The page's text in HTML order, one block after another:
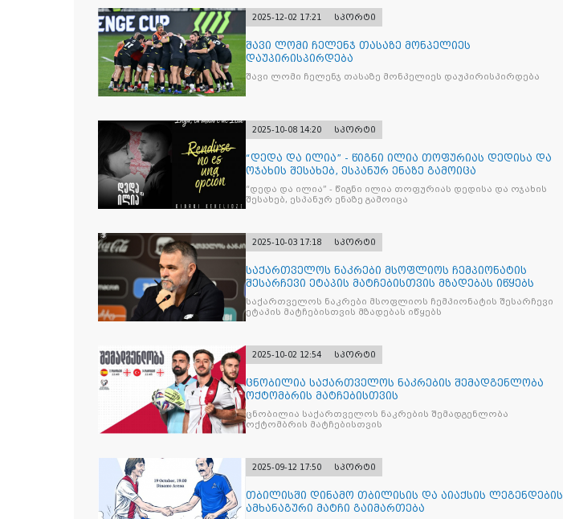
2025-12-02 17:21 სპორტი
შავი ლომი ჩელენჯ თასაზე მონპელიეს
დაუპირისპირდება
შავი ლომი ჩელენჯ თასაზე მონპელიეს დაუპირისპირდება
2025-10-08 14:20 სპორტი
“დედა და ილია” - წიგნი ილია თოფურიას დედისა და
ოჯახის შესახებ, ესპანურ ენაზე გამოიცა
“დედა და ილია” - წიგნი ილია თოფურიას დედისა და ოჯახის
შესახებ, ესპანურ ენაზე გამოიცა
2025-10-03 17:18 სპორტი
საქართველოს ნაკრები მსოფლიოს ჩემპიონატის
შესარჩევი ეტაპის მატჩებისთვის მზადებას იწყებს
საქართველოს ნაკრები მსოფლიოს ჩემპიონატის შესარჩევი
ეტაპის მატჩებისთვის მზადებას იწყებს
2025-10-02 12:54 სპორტი
ცნობილია საქართველოს ნაკრების შემადგენლობა
ოქტომბრის მატჩებისთვის
ცნობილია საქართველოს ნაკრების შემადგენლობა
ოქტომბრის მატჩებისთვის
2025-09-12 17:50 სპორტი
თბილისში დინამო თბილისის და აიაქსის ლეგენდების
ამხანაგური მატჩი გაიმართება